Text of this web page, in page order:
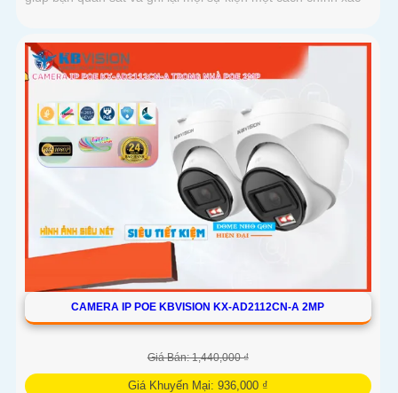
CAMERA IP POE KBVISION KX-AD2112CN-A 2MP
Giá Bán: 1,440,000 ₫
Giá Khuyến Mại: 936,000 ₫